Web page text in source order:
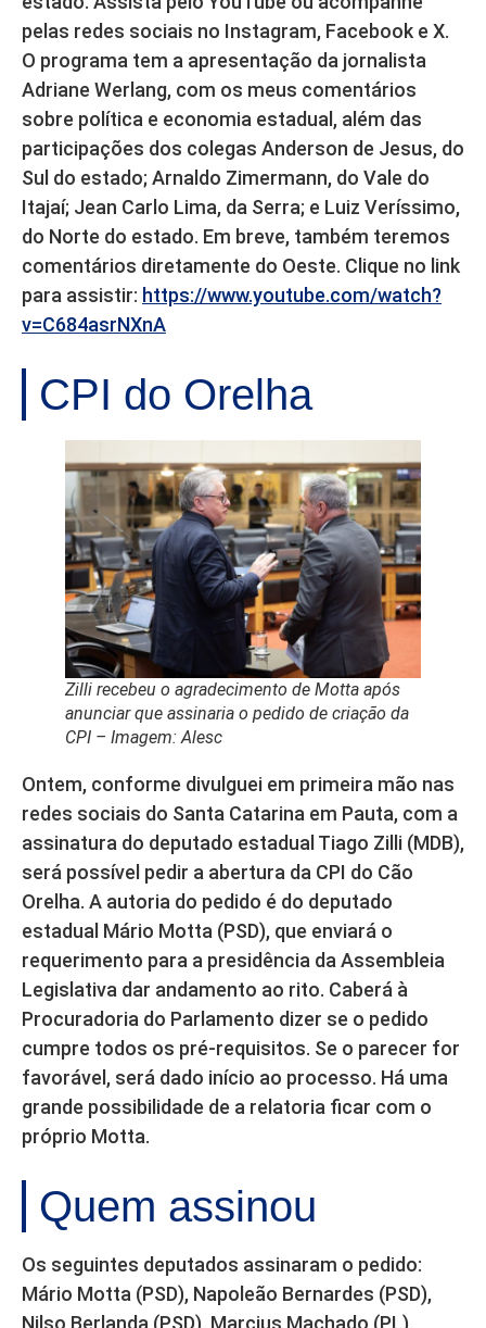
pelas redes sociais no Instagram, Facebook e X.
O programa tem a apresentação da jornalista
Adriane Werlang, com os meus comentários
sobre política e economia estadual, além das
participações dos colegas Anderson de Jesus, do
Sul do estado; Arnaldo Zimermann, do Vale do
Itajaí; Jean Carlo Lima, da Serra; e Luiz Veríssimo,
do Norte do estado. Em breve, também teremos
comentários diretamente do Oeste. Clique no link
para assistir: https://www.youtube.com/watch?
v=C684asrNXnA
CPI do Orelha
Zilli recebeu o agradecimento de Motta após
anunciar que assinaria o pedido de criação da
CPI – Imagem: Alesc
Ontem, conforme divulguei em primeira mão nas
redes sociais do Santa Catarina em Pauta, com a
assinatura do deputado estadual Tiago Zilli (MDB),
será possível pedir a abertura da CPI do Cão
Orelha. A autoria do pedido é do deputado
estadual Mário Motta (PSD), que enviará o
requerimento para a presidência da Assembleia
Legislativa dar andamento ao rito. Caberá à
Procuradoria do Parlamento dizer se o pedido
cumpre todos os pré-requisitos. Se o parecer for
favorável, será dado início ao processo. Há uma
grande possibilidade de a relatoria ficar com o
próprio Motta.
Quem assinou
Os seguintes deputados assinaram o pedido:
Mário Motta (PSD), Napoleão Bernardes (PSD),
Nilso Berlanda (PSD), Marcius Machado (PL),